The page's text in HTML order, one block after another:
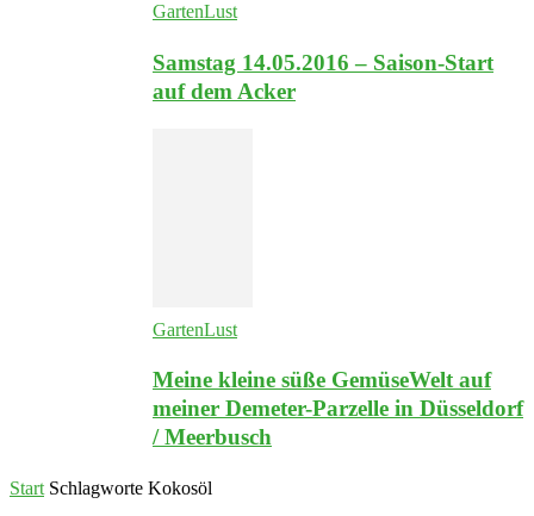
GartenLust
Samstag 14.05.2016 – Saison-Start
auf dem Acker
GartenLust
Meine kleine süße GemüseWelt auf
meiner Demeter-Parzelle in Düsseldorf
/ Meerbusch
Start Schlagworte Kokosöl